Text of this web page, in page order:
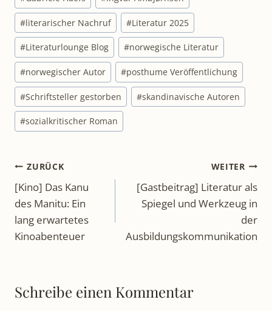
#literarischer Nachruf #Literatur 2025
#Literaturlounge Blog #norwegische Literatur
#norwegischer Autor #posthume Veröffentlichung
#Schriftsteller gestorben #skandinavische Autoren
#sozialkritischer Roman
Beitragsnavigation
ZURÜCK
[Kino] Das Kanu
des Manitu: Ein
lang erwartetes
Kinoabenteuer
WEITER
[Gastbeitrag] Literatur als
Spiegel und Werkzeug in
der
Ausbildungskommunikation
Schreibe einen Kommentar